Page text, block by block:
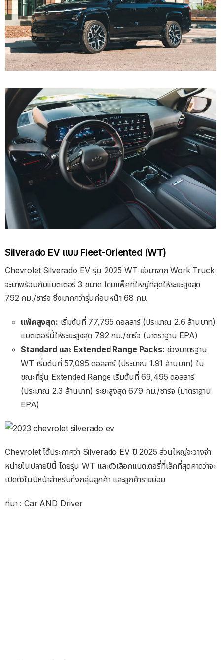
Silverado EV แบบ Fleet-Oriented (WT)
Chevrolet Silverado EV รุ่น 2025 WT ย่อมาจาก Work Truck
จะมาพร้อมกับแบตเตอรี่ 3 ขนาด โดยแพ็คที่ใหญ่ที่สุดให้ระยะสูงสุด
792 กม./ชาร์จ ซึ่งมากกว่ารุ่นก่อนหน้า 68 กม.
แพ็คสูงสุด: เริ่มต้นที่ 77,795 ดอลลาร์ (ประมาณ 2.6 ล้านบาท)
แบตเตอรี่นี้ให้ระยะสูงสุด 792 กม./ชาร์จ (มาตราฐาน EPA)
Standard และ Extended Range Packs: ช่วงมาตรฐาน
WT เริ่มต้นที่ 57,095 ดอลลาร์ (ประมาณ 1.91 ล้านบาท) ใน
ขณะที่รุ่น Extended Range เริ่มต้นที่ 69,495 ดอลลาร์
(ประมาณ 2.3 ล้านบาท) ระยะสูงสุด 679 กม./ชาร์จ (มาตราฐาน
EPA)
Chevrolet ได้ประกาศว่า Silverado EV ปี 2025 ส่วนใหญ่จะวางจํา
หน่ายในปลายปีนี้ โดยรุ่น WT และตัวเลือกแบตเตอรี่ที่เล็กที่สุดคาดว่าจะ
เปิดตัวในปีหน้าสําหรับทั้งกลุ่มลูกค้า และลูกค้ารายย่อย
ที่มา : Car AND Driver